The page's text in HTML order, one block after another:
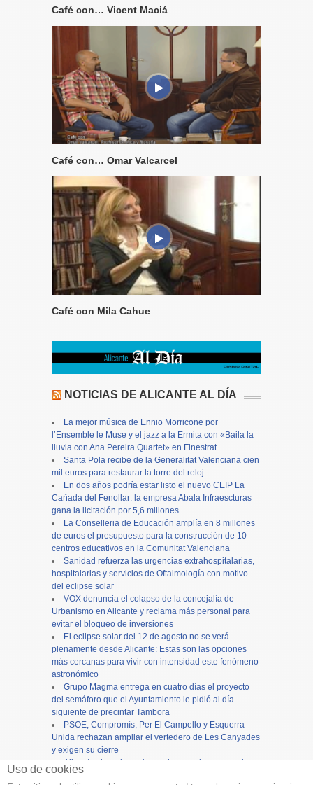
Café con… Vicent Maciá
Café con… Omar Valcarcel
Café con Mila Cahue
NOTICIAS DE ALICANTE AL DÍA
La mejor música de Ennio Morricone por
l’Ensemble le Muse y el jazz a la Ermita con «Baila la
lluvia con Ana Pereira Quartet» en Finestrat
Santa Pola recibe de la Generalitat Valenciana cien
mil euros para restaurar la torre del reloj
En dos años podría estar listo el nuevo CEIP La
Cañada del Fenollar: la empresa Abala Infraescturas
gana la licitación por 5,6 millones
La Conselleria de Educación amplía en 8 millones
de euros el presupuesto para la construcción de 10
centros educativos en la Comunitat Valenciana
Sanidad refuerza las urgencias extrahospitalarias,
hospitalarias y servicios de Oftalmología con motivo
del eclipse solar
VOX denuncia el colapso de la concejalía de
Urbanismo en Alicante y reclama más personal para
evitar el bloqueo de inversiones
El eclipse solar del 12 de agosto no se verá
plenamente desde Alicante: Estas son las opciones
más cercanas para vivir con intensidad este fenómeno
astronómico
Grupo Magma entrega en cuatro días el proyecto
del semáforo que el Ayuntamiento le pidió al día
siguiente de precintar Tambora
PSOE, Compromís, Per El Campello y Esquerra
Unida rechazan ampliar el vertedero de Les Canyades
y exigen su cierre
Alicante cierra los actos en honor a la patrona, la
Virgen del Remedio, con una concurrida procesión
Uso de cookies